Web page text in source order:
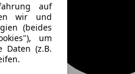
auf
wir und
(beides
um
Daten (z.B.